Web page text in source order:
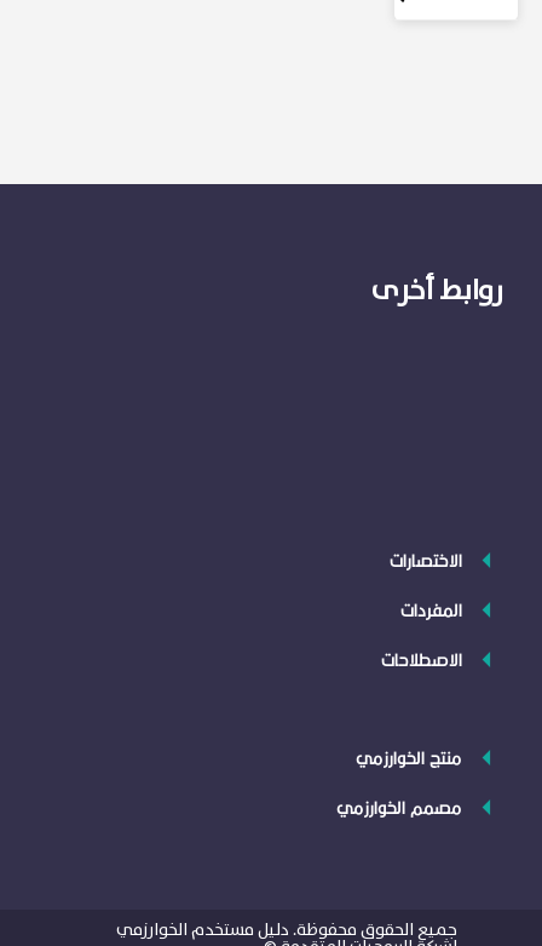
روابط أخرى
الاختصارات
المفردات
الاصطلاحات
منتج الخوارزمي
مصمم الخوارزمي
جميع الحقوق محفوظة. دليل مستخدم الخوارزمي